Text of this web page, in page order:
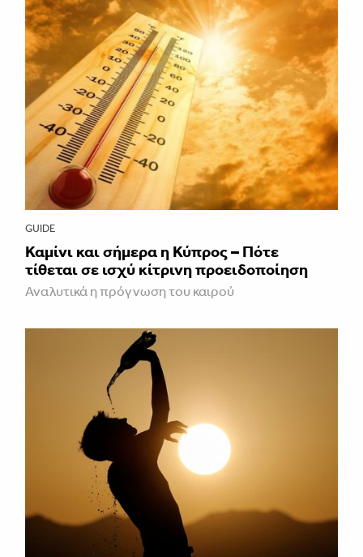
GUIDE
Καμίνι και σήμερα η Κύπρος – Πότε
τίθεται σε ισχύ κίτρινη προειδοποίηση
Αναλυτικά η πρόγνωση του καιρού